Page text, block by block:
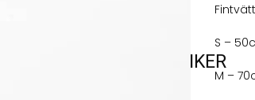
VÅRA BUTIKER
S –
M –